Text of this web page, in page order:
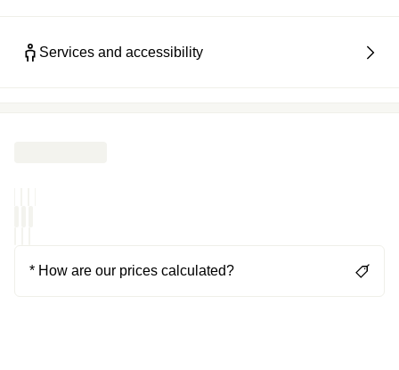
Services and accessibility
* How are our prices calculated?